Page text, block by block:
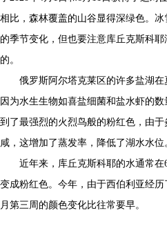
相比，森林覆盖的山谷显得深绿色。
的季节变化，但也要注意库丘克斯科
的。
俄罗斯阿尔塔克莱区的许多盐湖
因为水生生物如喜盐细菌和盐水虾的
到了最强烈的火烈鸟般的粉红色，由
咸，这增加了蒸发率，降低了湖水水位
近年来，库丘克斯科耶的水通常
变成粉红色。今年，由于西伯利亚经
月第三周的颜色变化比往常要早。